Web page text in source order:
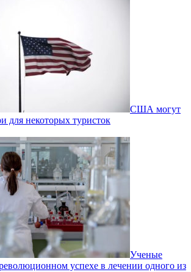
США могут
для некоторых туристок
Ученые
успехе в лечении одного из